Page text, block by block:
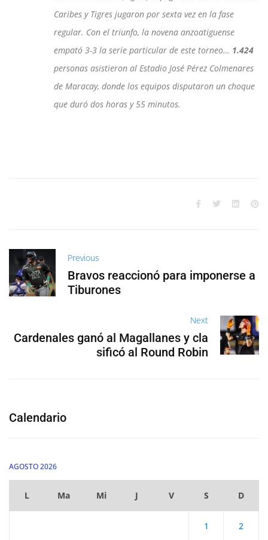
Caribes y Tigres jugaron por sexta vez en la fase
regular. Con el triunfo, la novena anzoatiguense
empató 3-3 la serie particular de este torneo… 1.424
personas asistieron al Estadio José Pérez Colmenares
de Maracay, donde los equipos disputaron un choque
que duró dos horas y 55 minutos.
Previous
Bravos reaccionó para imponerse a
Tiburones
Next
Cardenales ganó al Magallanes y cla
sificó al Round Robin
Calendario
AGOSTO 2026
L Ma Mi J V S D
1 2